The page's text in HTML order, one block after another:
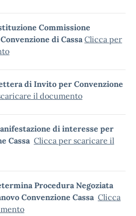
Commissione
di CassaClicca per
di Invito per Convenzione
il documento
di interesse per
Cassa Clicca per scaricare il
Procedura Negoziata
Convenzione Cassa Clicca